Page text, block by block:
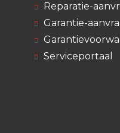
Reparatie-
Garantie-
Serviceportaal